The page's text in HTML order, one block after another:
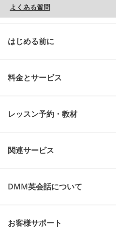
よくある質問
はじめる前に
料金とサービス
レッスン予約・教材
関連サービス
DMM英会話について
お客様サポート